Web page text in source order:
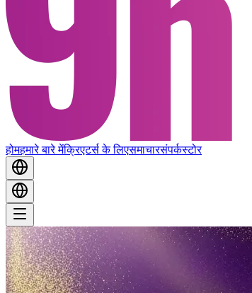
होमहमारे बारे मेंक्रिएटर्स के लिएसमाचारसंपर्कस्टोर